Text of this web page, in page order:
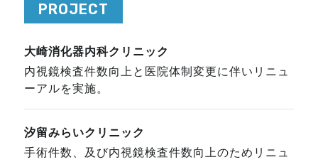
PROJECT
大崎消化器内科クリニック
内視鏡検査件数向上と医院体制変更に伴いリニュ
ーアルを実施。
汐留みらいクリニック
手術件数、及び内視鏡検査件数向上のためリニュ